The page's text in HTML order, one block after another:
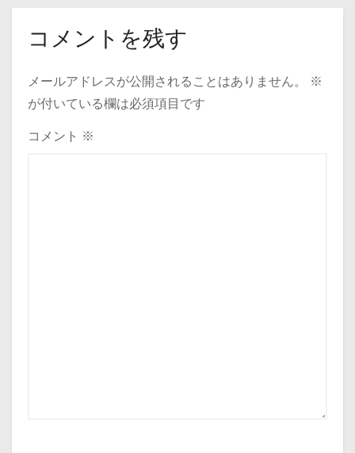
ー
シ
ョ
ン
コメントを残す
メールアドレスが公開されることはありません。
※
が付いている欄は必須項目です
コメント ※